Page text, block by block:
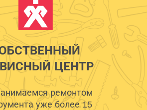
ЦЕНТР
ремонтом
уже более 15